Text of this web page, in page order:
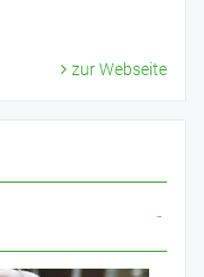
zur Webseite